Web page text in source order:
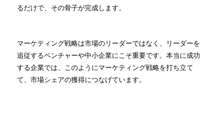
るだけで、その骨子が完成します。
マーケティング戦略は市場のリーダーではなく、リーダーを
追従するベンチャーや中小企業にこそ重要です。本当に成功
する企業では、このようにマーケティング戦略を打ち立て
て、市場シェアの獲得につなげています。